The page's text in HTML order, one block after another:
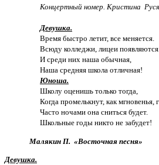
Концертный номер. Кристина
Девушка.
Время быстро летит, все меняется.
Всюду колледжи, лицеи
И среди них наша обычная,
Наша средняя школа отличная!
Юноша.
Школу оценишь только тогда,
Когда промелькнут, как мгновенья,
Часто ночами она сниться будет.
Школьные годы никто не забудет!
Малякин П. «Восточная песня»
Девушка.